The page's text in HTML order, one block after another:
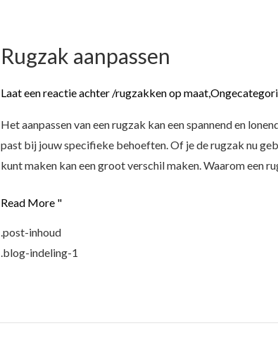
Rugzak aanpassen
Laat een reactie achter /rugzakken op maat,
Het aanpassen van een rugzak kan een spannend en
past bij jouw specifieke behoeften. Of je de rugzak nu
kunt maken kan een groot verschil maken. Waarom een
Rugzak
aanpassen
Read More "
.post-inhoud
.blog-indeling-1